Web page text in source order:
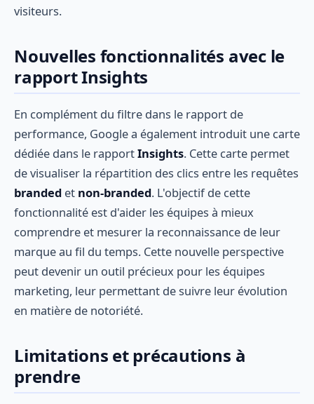
visiteurs.
Nouvelles fonctionnalités avec le
rapport Insights
En complément du filtre dans le rapport de
performance, Google a également introduit une carte
dédiée dans le rapportInsights. Cette carte permet
de visualiser la répartition des clics entre les requêtes
branded et non-branded. L'objectif de cette
fonctionnalité est d'aider les équipes à mieux
comprendre et mesurer la reconnaissance de leur
marque au fil du temps. Cette nouvelle perspective
peut devenir un outil précieux pour les équipes
marketing, leur permettant de suivre leur évolution
en matière de notoriété.
Limitations et précautions à
prendre